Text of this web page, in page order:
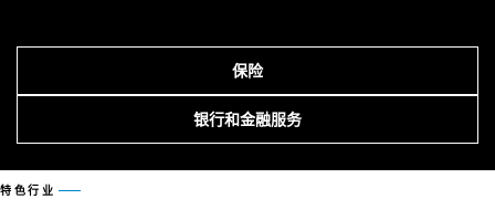
保险
银行和金融服务
特色行业